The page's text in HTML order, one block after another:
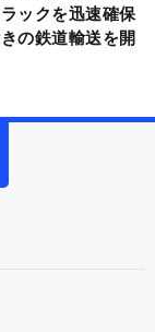
ックを迅速確保
の鉄道輸送を開